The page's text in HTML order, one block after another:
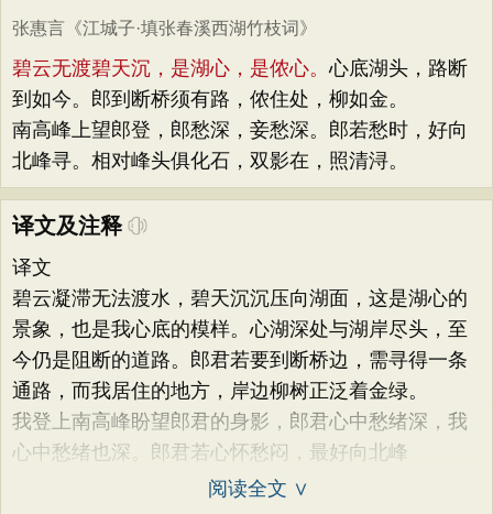
张惠言 《江城子·填张春溪西湖竹枝词 》
碧云无渡碧天沉，是湖心，是侬心。心底湖头，路断
到如今。郎到断桥须有路，侬住处，柳如金。
南高峰上望郎登，郎愁深，妾愁深。郎若愁时，好向
北峰寻。相对峰头俱化石，双影在，照清浔。
译文及注释
译文
碧云凝滞无法渡水，碧天沉沉压向湖面，这是湖心的
景象，也是我心底的模样。心湖深处与湖岸尽头，至
今仍是阻断的道路。郎君若要到断桥边，需寻得一条
通路，而我居住的地方，岸边柳树正泛着金绿。
我登上南高峰盼望郎君的身影，郎君心中愁绪深，我
心中愁绪也深。郎君若心怀愁闷，最好向北峰
阅读全文 ∨